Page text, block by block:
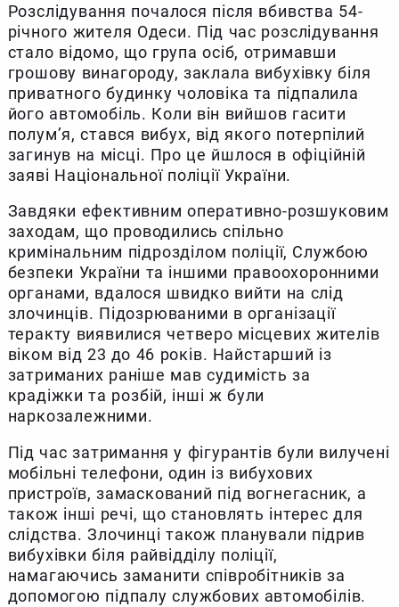
Розслідування почалося після вбивства 54-
річного жителя Одеси. Під час розслідування
стало відомо, що група осіб, отримавши
грошову винагороду, заклала вибухівку біля
приватного будинку чоловіка та підпалила
його автомобіль. Коли він вийшов гасити
полум’я, стався вибух, від якого потерпілий
загинув на місці. Про це йшлося в офіційній
заяві Національної поліції України.
Завдяки ефективним оперативно-розшуковим
заходам, що проводились спільно
кримінальним підрозділом поліції, Службою
безпеки України та іншими правоохоронними
органами, вдалося швидко вийти на слід
злочинців. Підозрюваними в організації
теракту виявилися четверо місцевих жителів
віком від 23 до 46 років. Найстарший із
затриманих раніше мав судимість за
крадіжки та розбій, інші ж були
наркозалежними.
Під час затримання у фігурантів були вилучені
мобільні телефони, один із вибухових
пристроїв, замаскований під вогнегасник, а
також інші речі, що становлять інтерес для
слідства. Злочинці також планували підрив
вибухівки біля райвідділу поліції,
намагаючись заманити співробітників за
допомогою підпалу службових автомобілів.